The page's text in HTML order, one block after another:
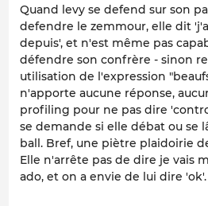
Quand levy se defend sur son
defendre le zemmour, elle dit
depuis', et n'est même pas
défendre son confrère - sinon
utilisation de l'expression
n'apporte aucune réponse,
profiling pour ne pas dire
se demande si elle débat ou se
ball. Bref, une piètre plaidoirie
Elle n'arrête pas de dire je vais
ado, et on a envie de lui dire 'ok'.